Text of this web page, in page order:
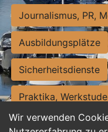
Wir verwenden
Journalismus, PR,
Ausbildungsplätze
Sicherheitsdienste
Praktika,
Personalwesen